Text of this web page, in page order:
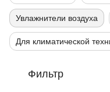
Увлажнители воздуха
Для климатической
Фильтр